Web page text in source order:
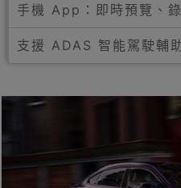
手機 App：即時預覽、
支援 ADAS 智能駕駛輔